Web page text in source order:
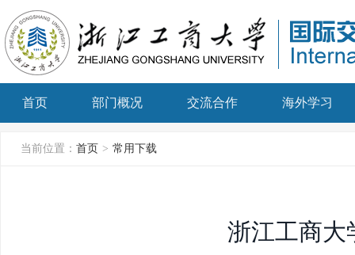
首页 部门概况 交流合作 海外学习
当前位置： 首页 > 常用下载
浙江工商大